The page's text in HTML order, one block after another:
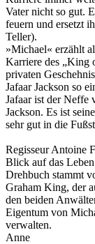
Vater nicht so gut.
feuern und ersetzt
Teller).
»Michael« erzählt
Karriere des „King
privaten
Jafaar Jackson so
Jafaar ist der Neffe
Jackson. Es ist
sehr gut in die
Regisseur Antoine
Blick auf das
Drehbuch stammt
Graham King, der
den beiden
Eigentum von
verwalten.
Anne